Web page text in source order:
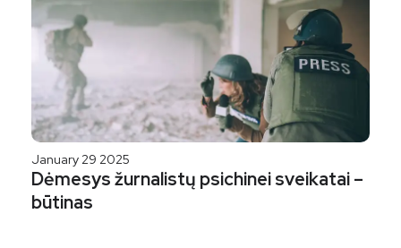
January 29 2025
Dėmesys žurnalistų psichinei sveikatai –
būtinas